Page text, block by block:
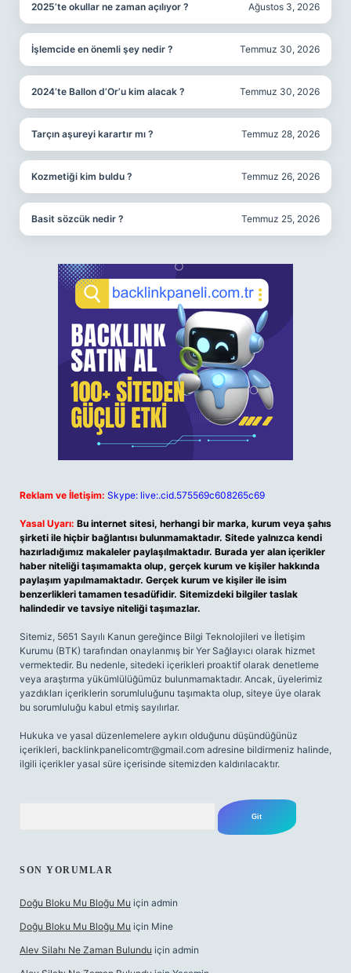
2025’te okullar ne zaman açılıyor ? Ağustos 3, 2026
İşlemcide en önemli şey nedir ? Temmuz 30, 2026
2024’te Ballon d’Or’u kim alacak ? Temmuz 30, 2026
Tarçın aşureyi karartır mı ? Temmuz 28, 2026
Kozmetiği kim buldu ? Temmuz 26, 2026
Basit sözcük nedir ? Temmuz 25, 2026
Reklam ve İletişim: Skype: live:.cid.575569c608265c69
Yasal Uyarı: Bu internet sitesi, herhangi bir marka, kurum veya şahıs
şirketi ile hiçbir bağlantısı bulunmamaktadır. Sitede yalnızca kendi
hazırladığımız makaleler paylaşılmaktadır. Burada yer alan içerikler
haber niteliği taşımamakta olup, gerçek kurum ve kişiler hakkında
paylaşım yapılmamaktadır. Gerçek kurum ve kişiler ile isim
benzerlikleri tamamen tesadüfidir. Sitemizdeki bilgiler taslak
halindedir ve tavsiye niteliği taşımazlar.
Sitemiz, 5651 Sayılı Kanun gereğince Bilgi Teknolojileri ve İletişim
Kurumu (BTK) tarafından onaylanmış bir Yer Sağlayıcı olarak hizmet
vermektedir. Bu nedenle, sitedeki içerikleri proaktif olarak denetleme
veya araştırma yükümlülüğümüz bulunmamaktadır. Ancak, üyelerimiz
yazdıkları içeriklerin sorumluluğunu taşımakta olup, siteye üye olarak
bu sorumluluğu kabul etmiş sayılırlar.
Hukuka ve yasal düzenlemelere aykırı olduğunu düşündüğünüz
içerikleri, backlinkpanelicomtr@gmail.com adresine bildirmeniz halinde,
ilgili içerikler yasal süre içerisinde sitemizden kaldırılacaktır.
SON YORUMLAR
Doğu Bloku Mu Bloğu Mu için admin
Doğu Bloku Mu Bloğu Mu için Mine
Alev Silahı Ne Zaman Bulundu için admin